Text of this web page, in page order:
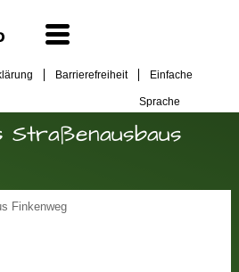
Barrierefreiheit Einfache
Sprache
Finkenweg